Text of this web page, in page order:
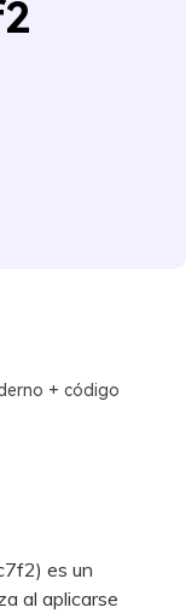
+ código
es un
al aplicarse